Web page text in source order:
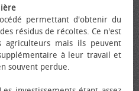
permettant d'obtenir du
résidus de récoltes. Ce n'est
mais ils peuvent
à leur travail et
souvent perdue.